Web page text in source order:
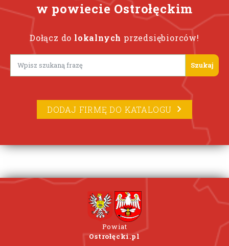
w powiecie Ostrołęckim
Dołącz do lokalnych przedsiębiorców!
Lorem ipsum
DODAJ FIRMĘ DO KATALOGU
Powiat
Ostrołęcki.pl